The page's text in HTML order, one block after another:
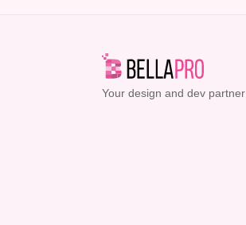
Your design and dev partner